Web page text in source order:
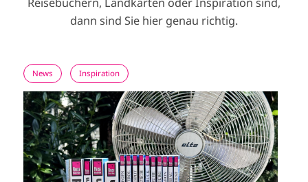
dann sind Sie hier genau richtig.
News Inspiration
I
m
a
g
e